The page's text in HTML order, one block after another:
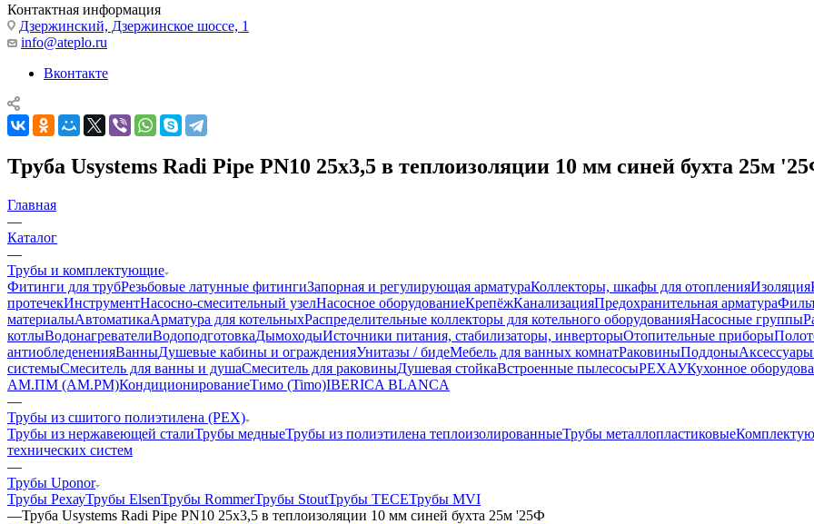
Контактная информация
Дзержинский, Дзержинское шоссе, 1
info@ateplo.ru
Вконтакте
Труба Usystems Radi Pipe PN10 25x3,5 в теплоизоляции 10 мм синей бухта 25м
Главная
—
Каталог
—
Трубы и комплектующие
Фитинги для трубРезьбовые латунные фитингиЗапорная и регулирующая арматураКоллекторы, шкафы для отопленияИзоляция
протечекИнструментНасосно-смесительный узелНасосное оборудованиеКрепёжКанализацияПредохранительная арматура
материалыАвтоматикаАрматура для котельныхРаспределительные коллекторы для котельного оборудованияНасосные группы
котлыВодонагревателиВодоподготовкаДымоходыИсточники питания, стабилизаторы, инверторыОтопительные приборы
антиобледененияВанныДушевые кабины и огражденияУнитазы / бидеМебель для ванных комнатРаковиныПоддоны
системыСмеситель для ванны и душаСмеситель для раковиныДушевая стойкаВстроенные пылесосыРЕХАУКухонное
АМ.ПМ (AM.PM)КондиционированиеТимо (Timo)IBERICA BLANCA
—
Трубы из сшитого полиэтилена (PEX)
Трубы из нержавеющей сталиТрубы медныеТрубы из полиэтилена теплоизолированныеТрубы металлопластиковые
технических систем
—
Трубы Uponor
Трубы РехауТрубы ElsenТрубы RommerТрубы StoutТрубы TECEТрубы MVI
—Труба Usystems Radi Pipe PN10 25x3,5 в теплоизоляции 10 мм синей бухта 25м '25Ф